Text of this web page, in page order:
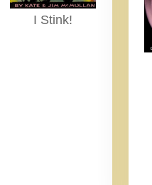
I Stink!